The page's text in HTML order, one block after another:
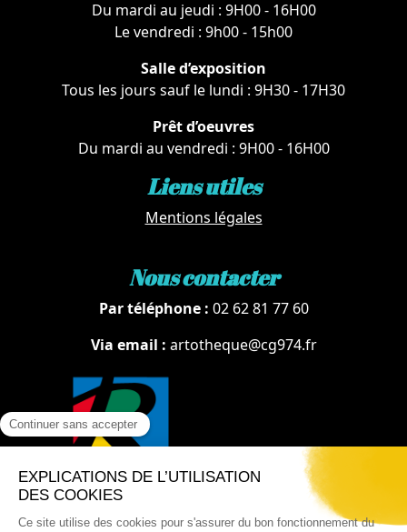
Du mardi au jeudi : 9H00 - 16H00
Le vendredi : 9h00 - 15h00
Salle d’exposition
Tous les jours sauf le lundi : 9H30 - 17H30
Prêt d’oeuvres
Du mardi au vendredi : 9H00 - 16H00
Liens utiles
Mentions légales
Nous contacter
Par téléphone : 02 62 81 77 60
Via email : artotheque@cg974.fr